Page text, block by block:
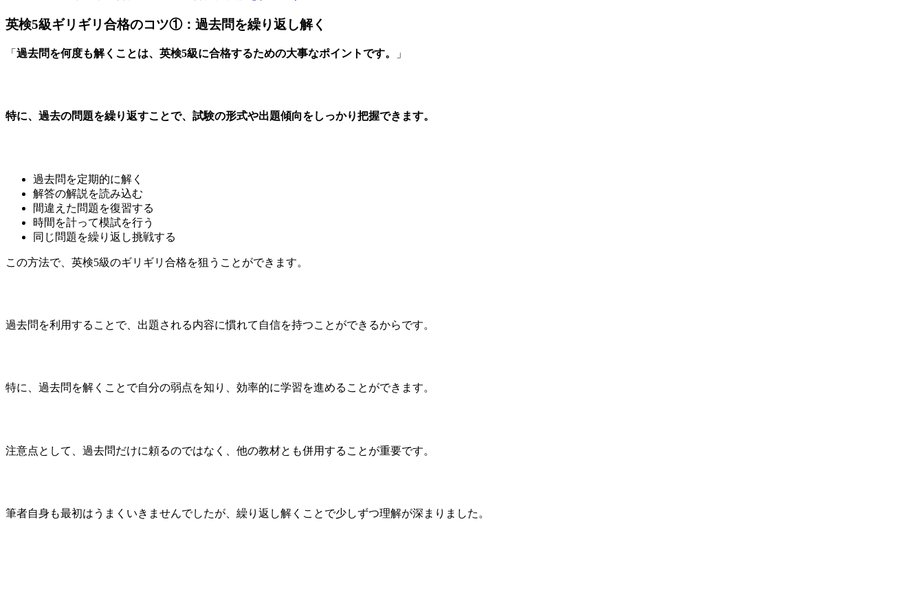
英検5級ギリギリ合格のコツ①：過去問を繰り返し解く
「 過去問を何度も解くことは、英検5級に合格するための大事なポイントです。 」
特に、過去の問題を繰り返すことで、試験の形式や出題傾向をしっかり把握できます。
過去問を定期的に解く
解答の解説を読み込む
間違えた問題を復習する
時間を計って模試を行う
同じ問題を繰り返し挑戦する
この方法で、英検5級のギリギリ合格を狙うことができます。
過去問を利用することで、出題される内容に慣れて自信を持つことができるからです。
特に、過去問を解くことで自分の弱点を知り、効率的に学習を進めることができます。
注意点として、過去問だけに頼るのではなく、他の教材とも併用することが重要です。
筆者自身も最初はうまくいきませんでしたが、繰り返し解くことで少しずつ理解が深まりました。